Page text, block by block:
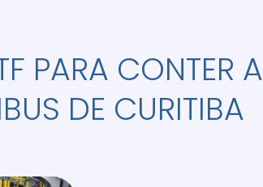
PARA CONTER A
DE CURITIBA